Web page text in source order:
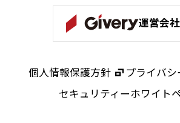
運営会社
個人情報保護方針
プライバ
セキュリティーホワイト